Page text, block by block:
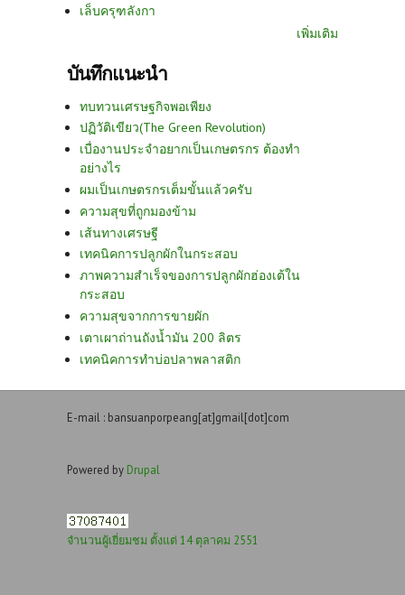
เล็บครุฑลังกา
เพิ่มเติม
บันทึกแนะนำ
ทบทวนเศรษฐกิจพอเพียง
ปฏิวัติเขียว(The Green Revolution)
เบื่องานประจำอยากเป็นเกษตรกร ต้องทำ
อย่างไร
ผมเป็นเกษตรกรเต็มขั้นแล้วครับ
ความสุขที่ถูกมองข้าม
เส้นทางเศรษฐี
เทคนิคการปลูกผักในกระสอบ
ภาพความสำเร็จของการปลูกผักฮ่องเต้ใน
กระสอบ
ความสุขจากการขายผัก
เตาเผาถ่านถังน้ำมัน 200 ลิตร
เทคนิคการทำบ่อปลาพลาสติก
E-mail : bansuanporpeang[at]gmail[dot]com
Powered by Drupal
จำนวนผู้เยี่ยมชม ตั้งแต่ 14 ตุลาคม 2551